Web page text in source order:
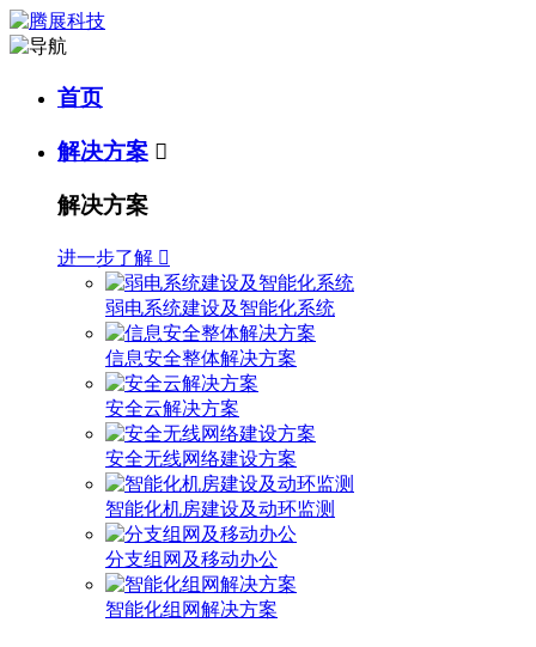
首页
解决方案 
解决方案
进一步了解 
弱电系统建设及智能化系统
信息安全整体解决方案
安全云解决方案
安全无线网络建设方案
智能化机房建设及动环监测
分支组网及移动办公
智能化组网解决方案